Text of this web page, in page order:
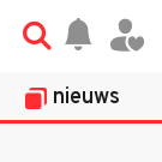
nieuws